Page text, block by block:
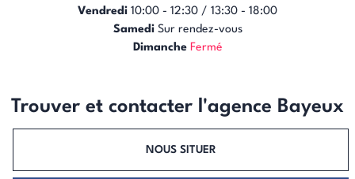
Vendredi 10:00 - 12:30 / 13:30 - 18:00
Samedi Sur rendez-vous
Dimanche Fermé
Trouver et contacter l'agence Bayeux
NOUS SITUER